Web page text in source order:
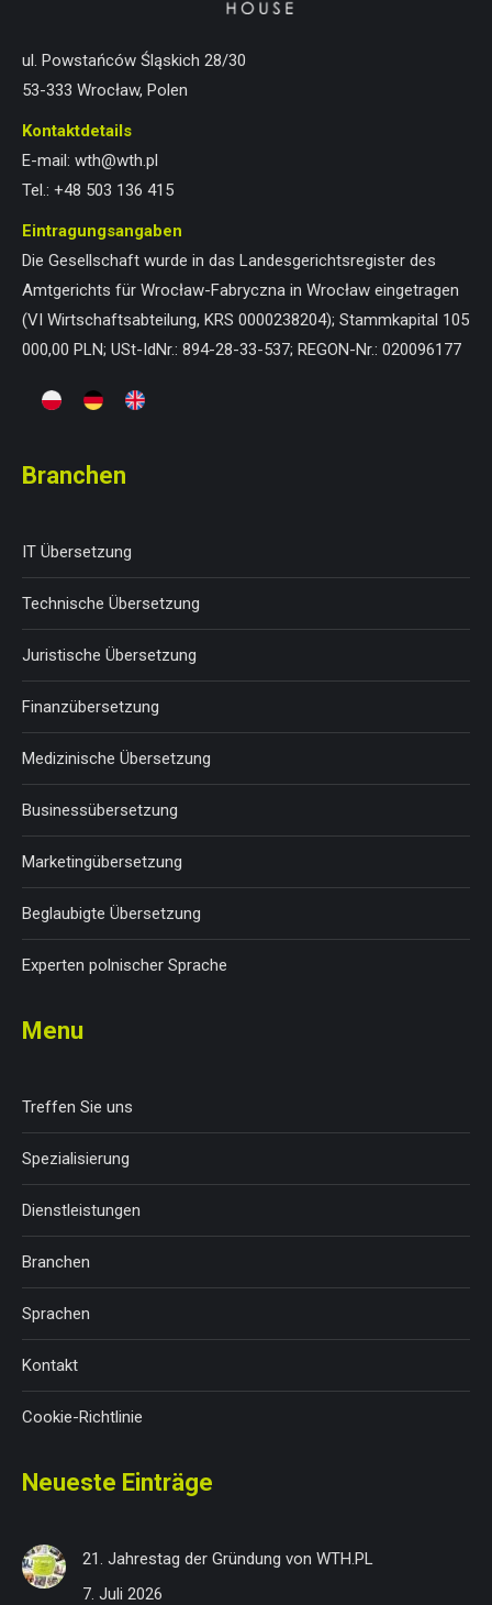
ul. Powstańców Śląskich 28/30
53-333 Wrocław, Polen
Kontaktdetails
E-mail: wth@wth.pl
Tel.: +48 503 136 415
Eintragungsangaben
Die Gesellschaft wurde in das Landesgerichtsregister des
Amtgerichts für Wrocław-Fabryczna in Wrocław eingetragen
(VI Wirtschaftsabteilung, KRS 0000238204); Stammkapital 105
000,00 PLN; USt-IdNr.: 894-28-33-537; REGON-Nr.: 020096177
Branchen
IT Übersetzung
Technische Übersetzung
Juristische Übersetzung
Finanzübersetzung
Medizinische Übersetzung
Businessübersetzung
Marketingübersetzung
Beglaubigte Übersetzung
Experten polnischer Sprache
Menu
Treffen Sie uns
Spezialisierung
Dienstleistungen
Branchen
Sprachen
Kontakt
Cookie-Richtlinie
Neueste Einträge
21. Jahrestag der Gründung von WTH.PL
7. Juli 2026